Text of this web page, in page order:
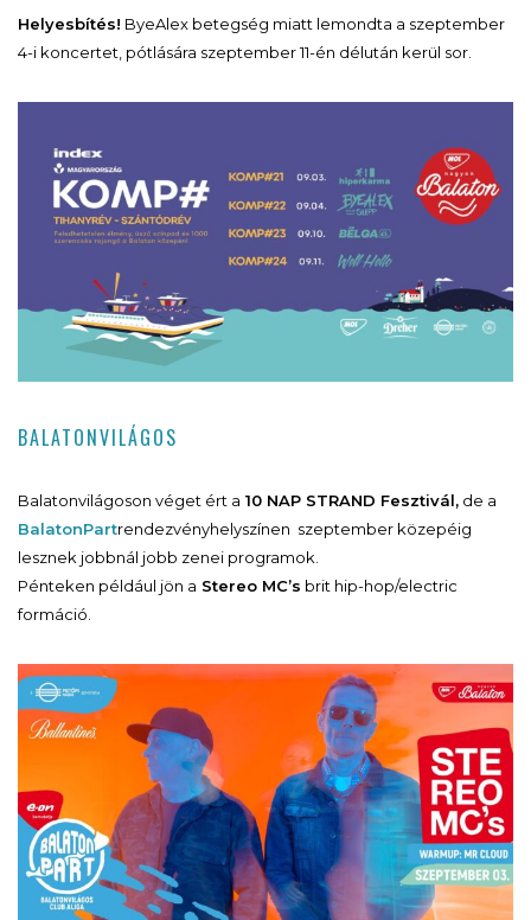
Helyesbítés! ByeAlex betegség miatt lemondta a szeptember
4-i koncertet, pótlására szeptember 11-én délután kerül sor.
BALATONVILÁGOS
Balatonvilágoson véget ért a 10 NAP STRAND Fesztivál, de a
BalatonPartrendezvényhelyszínen szeptember közepéig
lesznek jobbnál jobb zenei programok.
Pénteken például jön a Stereo MC’s brit hip-hop/electric
formáció.